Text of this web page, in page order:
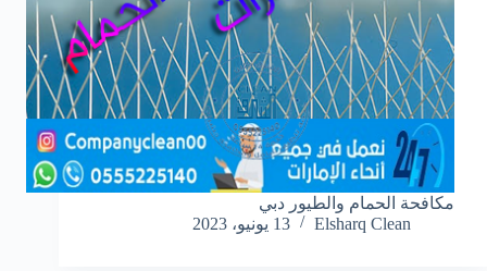
مكافحة الحمام والطيور دبي
Elsharq Clean
13 يونيو، 2023